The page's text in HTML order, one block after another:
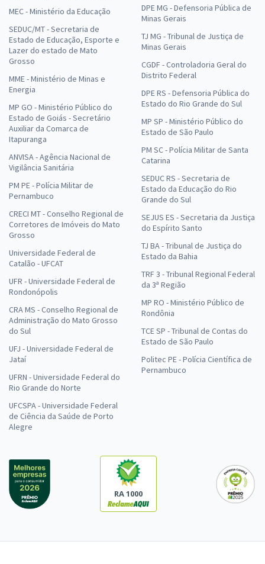
MEC - Ministério da Educação
SEDUC/MT - Secretaria de
Estado de Educação, Esporte e
Lazer do estado de Mato
Grosso
MME - Ministério de Minas e
Energia
MP GO - Ministério Público do
Estado de Goiás - Secretário
Auxiliar da Comarca de
Itapuranga
ANVISA - Agência Nacional de
Vigilância Sanitária
PM PE - Polícia Militar de
Pernambuco
CRECI MT - Conselho Regional de
Corretores de Imóveis do Mato
Grosso
Universidade Federal de
Catalão - UFCAT
UFR - Universidade Federal de
Rondonópolis
CRA MS - Conselho Regional de
Administração do Mato Grosso
do Sul
UFJ - Universidade Federal de
Jataí
UFRN - Universidade Federal do
Rio Grande do Norte
UFCSPA - Universidade Federal
de Ciência da Saúde de Porto
Alegre
DPE MG - Defensoria Pública de
Minas Gerais
TJ MG - Tribunal de Justiça de
Minas Gerais
CGDF - Controladoria Geral do
Distrito Federal
DPE RS - Defensoria Pública do
Estado do Rio Grande do Sul
MP SP - Ministério Público do
Estado de São Paulo
PM SC - Polícia Militar de Santa
Catarina
SEDUC RS - Secretaria de
Estado da Educação do Rio
Grande do Sul
SEJUS ES - Secretaria da Justiça
do Espírito Santo
TJ BA - Tribunal de Justiça do
Estado da Bahia
TRF 3 - Tribunal Regional Federal
da 3ª Região
MP RO - Ministério Público de
Rondônia
TCE SP - Tribunal de Contas do
Estado de São Paulo
Politec PE - Polícia Científica de
Pernambuco
RA 1000